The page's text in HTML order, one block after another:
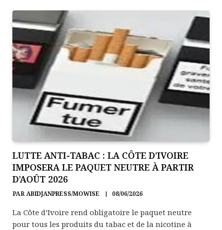
LUTTE ANTI-TABAC : LA CÔTE D’IVOIRE
IMPOSERA LE PAQUET NEUTRE À PARTIR
D’AOÛT 2026
PARABIDJANPRESS/MOWISE 08/06/2026
La Côte d’Ivoire rend obligatoire le paquet neutre
pour tous les produits du tabac et de la nicotine à